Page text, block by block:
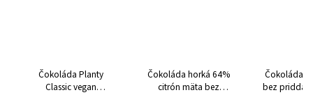
Čokoláda Planty
Classic vegan
Čokoláda horká 64%
citrón mäta bez
Čokoláda
bez